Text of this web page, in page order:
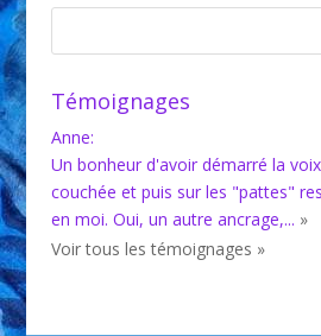
Témoignages
Anne:
Un bonheur d'avoir démarré la
couchée et puis sur les "pattes"
en moi. Oui, un autre ancrage,... »
Voir tous les témoignages »